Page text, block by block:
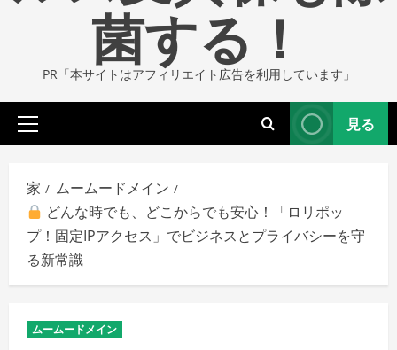
ま
菌する！
PR「本サイトはアフィリエイト広告を利用しています」
プ
イ
マ
リ
メ
ニ
ュ
見る
家
ムームードメイン
どんな時でも、どこからでも安心！「ロリポッ
プ！固定IPアクセス」でビジネスとプライバシーを守
る新常識
ムームードメイン